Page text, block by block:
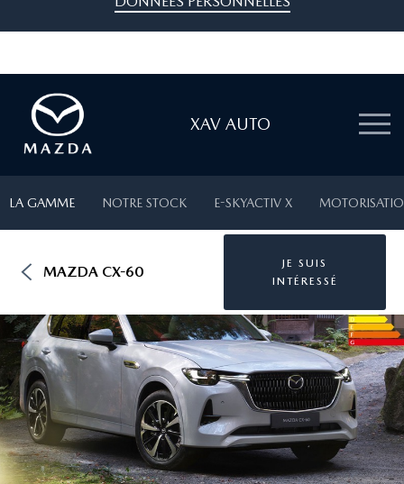
XAV AUTO
LA GAMME NOTRE STOCK E-SKYACTIV X
MAZDA CX-60
JE SUIS
INTÉRESSÉ